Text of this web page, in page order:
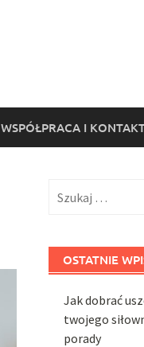
WSPÓŁPRACA I
OSTATNIE
Jak dobrać
twojego
porady